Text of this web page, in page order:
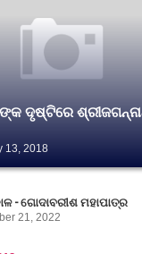
ଦୃଷ୍ଟିରେ
13, 2018
- ଗୋଦାବରୀଶ ମହାପାତ୍ର
21, 2022